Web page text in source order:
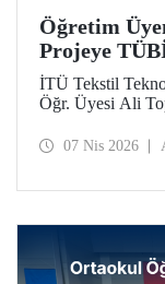
Öğretim
Projeye
İTÜ Tekstil
Öğr. Üyesi Ali
Destekleme
07 Nis 2026